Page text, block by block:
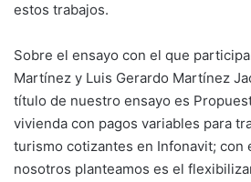
estos trabajos.
Sobre el ensayo con el que
Martínez y Luis Gerardo Martínez
título de nuestro ensayo es
vivienda con pagos variables para
turismo cotizantes en Infonavit; con
nosotros planteamos es el